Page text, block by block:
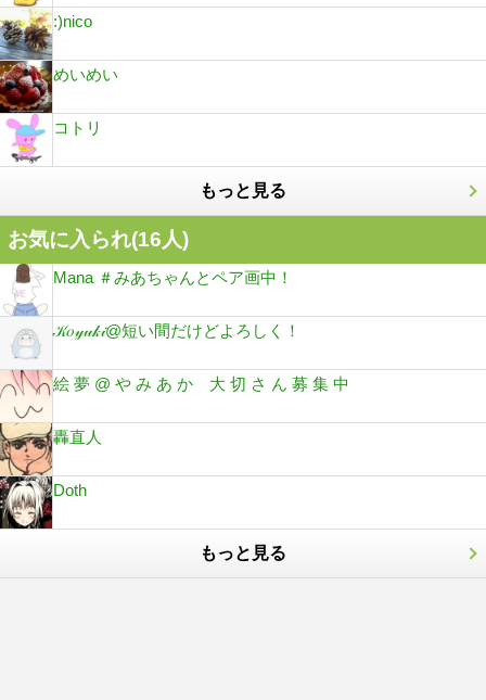
:)nico
めいめい
コトリ
もっと見る
お気に入られ(16人)
Mana ＃みあちゃんとペア画中！
𝒦𝑜𝓎𝓊𝓀𝒾@短い間だけどよろしく！
絵 夢 @ や み あ か 大 切 さ ん 募 集 中
轟直人
Doth
もっと見る